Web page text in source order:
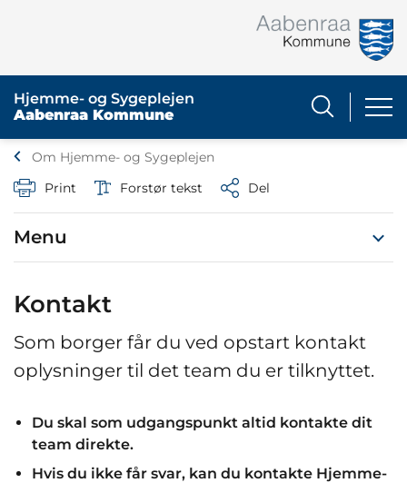
Hjemme- og Sygeplejen
Aabenraa Kommune
Om Hjemme- og Sygeplejen
Print
Forstør tekst Del
Menu
Kontakt
Som borger får du ved opstart kontakt
oplysninger til det team du er tilknyttet.
Du skal som udgangspunkt altid kontakte dit
team direkte.
Hvis du ikke får svar, kan du kontakte Hjemme-